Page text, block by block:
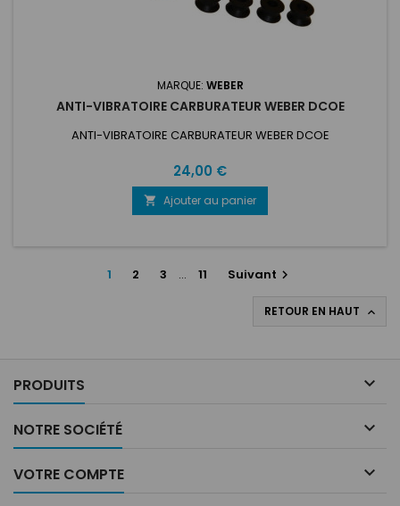
MARQUE: WEBER
ANTI-VIBRATOIRE CARBURATEUR WEBER DCOE
ANTI-VIBRATOIRE CARBURATEUR WEBER DCOE
Prix
24,00 €
 Ajouter au panier
1 2 3 … 11 Suivant 
RETOUR EN HAUT 
PRODUITS 
NOTRE SOCIÉTÉ 
VOTRE COMPTE 